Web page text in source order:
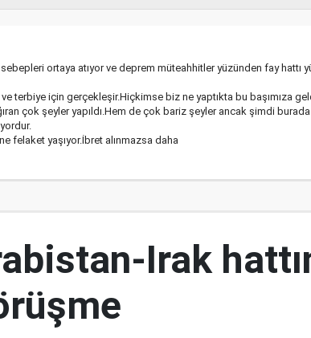
ortaya atıyor ve deprem müteahhitler yüzünden fay hattı
terbiye için gerçekleşir.Hiçkimse biz ne yaptıkta bu başımıza
çok şeyler yapıldı.Hem de çok bariz şeyler ancak şimdi
felaket yaşıyor.İbret alınmazsa daha
Irak